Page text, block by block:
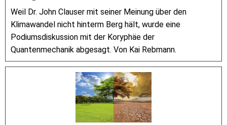
Weil Dr. John Clauser mit seiner Meinung über den
Klimawandel nicht hinterm Berg hält, wurde eine
Podiumsdiskussion mit der Koryphäe der
Quantenmechanik abgesagt. Von Kai Rebmann.